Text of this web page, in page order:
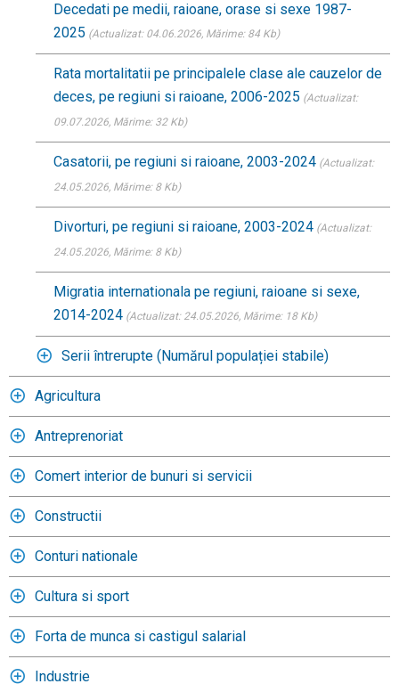
Decedati pe medii, raioane, orase si sexe 1987-
2025 (Actualizat: 04.06.2026, Mărime: 84 Kb)
Rata mortalitatii pe principalele clase ale cauzelor de
deces, pe regiuni si raioane, 2006-2025 (Actualizat:
09.07.2026, Mărime: 32 Kb)
Casatorii, pe regiuni si raioane, 2003-2024 (Actualizat:
24.05.2026, Mărime: 8 Kb)
Divorturi, pe regiuni si raioane, 2003-2024 (Actualizat:
24.05.2026, Mărime: 8 Kb)
Migratia internationala pe regiuni, raioane si sexe,
2014-2024 (Actualizat: 24.05.2026, Mărime: 18 Kb)
Serii întrerupte (Numărul populației stabile)
Agricultura
Antreprenoriat
Comert interior de bunuri si servicii
Constructii
Conturi nationale
Cultura si sport
Forta de munca si castigul salarial
Industrie